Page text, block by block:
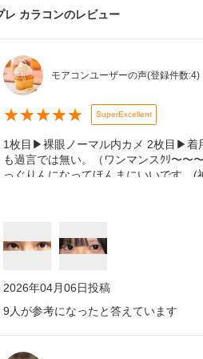
レ カラコンのレビュー
モアコンユーザーの声(登録件数:4)
★★★★★ SuperExcellent
1枚目▶︎裸眼ノーマル内カメ 2枚目▶︎着
も過言では無い。（ワンマンスｸﾘ〜〜
っぐりんになってほんまにいいです、
2026年04月06日投稿
9 人が参考になったと答えています